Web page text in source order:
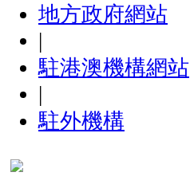
地方政府網站
|
駐港澳機構網站
|
駐外機構